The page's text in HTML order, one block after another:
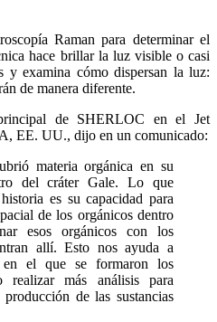
Raman para determinar el
hace brillar la luz visible o casi
y examina cómo dispersan la luz:
de manera diferente.
de SHERLOC en el Jet
EE. UU., dijo en un comunicado:
materia orgánica en su
del cráter Gale. Lo que
es su capacidad para
de los orgánicos dentro
esos orgánicos con los
allí. Esto nos ayuda a
en el que se formaron los
realizar más análisis para
de las sustancias